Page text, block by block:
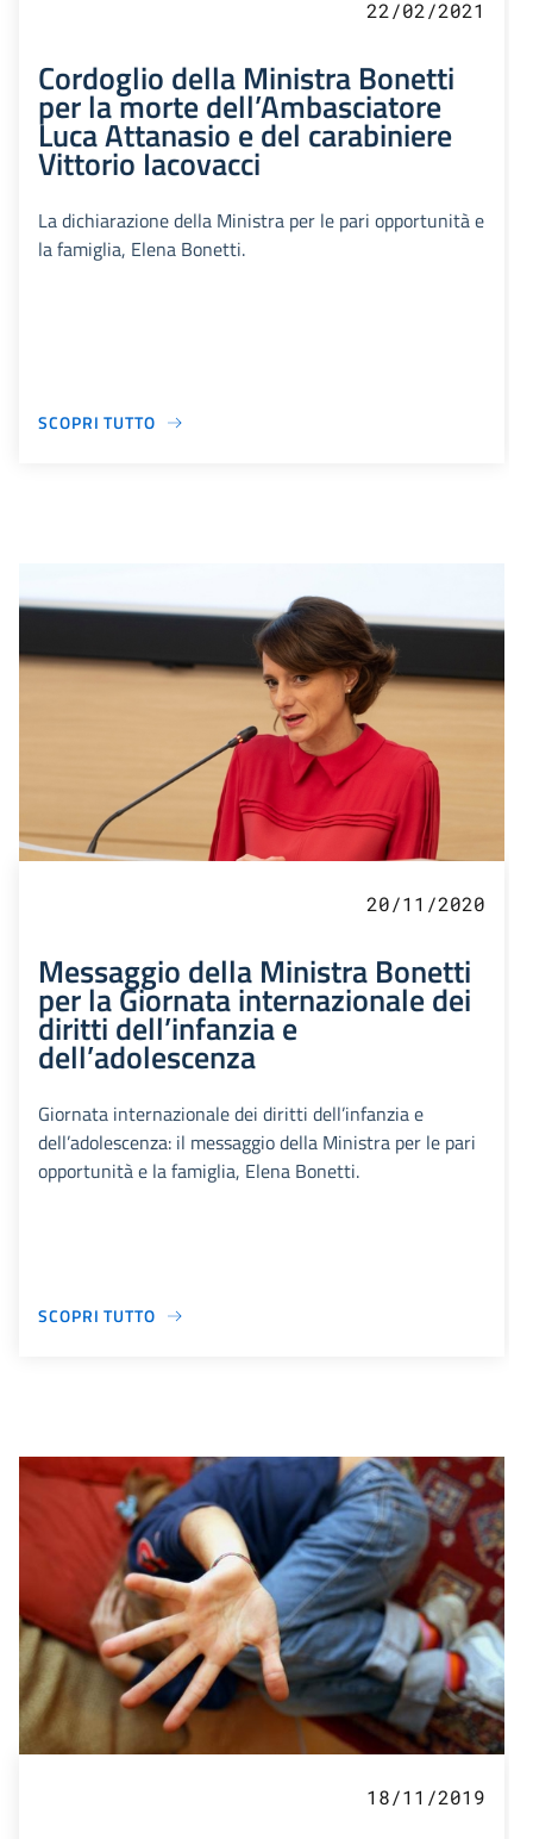
22/02/2021
Cordoglio della Ministra Bonetti
per la morte dell’Ambasciatore
Luca Attanasio e del carabiniere
Vittorio Iacovacci
La dichiarazione della Ministra per le pari opportunità e
la famiglia, Elena Bonetti.
SCOPRI TUTTO
20/11/2020
Messaggio della Ministra Bonetti
per la Giornata internazionale dei
diritti dell’infanzia e
dell’adolescenza
Giornata internazionale dei diritti dell’infanzia e
dell’adolescenza: il messaggio della Ministra per le pari
opportunità e la famiglia, Elena Bonetti.
SCOPRI TUTTO
18/11/2019